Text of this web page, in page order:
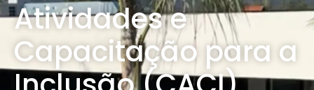
Atividades e
Capacitação para a